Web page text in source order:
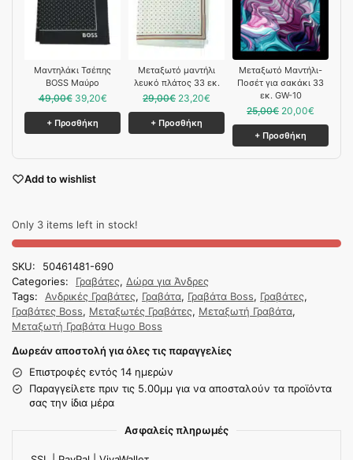
Μαντηλάκι Τσέπης
BOSS Μαύρο
49,00€ 39,20€
+ Προσθήκη
Mεταξωτό μαντήλι
λευκό πλάτος 33 εκ.
29,00€ 23,20€
+ Προσθήκη
Μεταξωτό Μαντήλι-
Ποσέτ για σακάκι 33
εκ. GW-10
25,00€ 20,00€
+ Προσθήκη
Add to wishlist
Only 3 items left in stock!
SKU:
50461481-690
Categories:
Γραβάτες, Δώρα για Άνδρες
Tags:
Ανδρικές Γραβάτες, Γραβάτα, Γραβάτα Boss, Γραβάτες,
Γραβάτες Boss, Μεταξωτές Γραβάτες, Μεταξωτή Γραβάτα,
Μεταξωτή Γραβάτα Hugo Boss
Δωρεάν αποστολή για όλες τις παραγγελίες
Επιστροφές εντός 14 ημερών
Παραγγείλετε πριν τις 5.00μμ για να αποσταλούν τα προϊόντα
σας την ίδια μέρα
Ασφαλείς πληρωμές